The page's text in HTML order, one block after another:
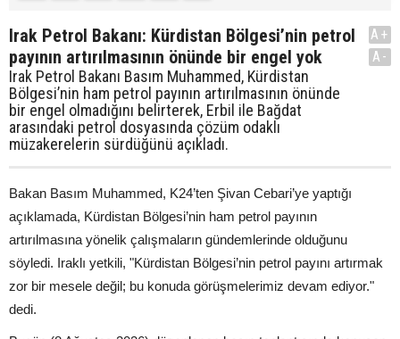
Irak Petrol Bakanı: Kürdistan Bölgesi’nin petrol
payının artırılmasının önünde bir engel yok
Irak Petrol Bakanı Basım Muhammed, Kürdistan
Bölgesi’nin ham petrol payının artırılmasının önünde
bir engel olmadığını belirterek, Erbil ile Bağdat
arasındaki petrol dosyasında çözüm odaklı
müzakerelerin sürdüğünü açıkladı.
A+
A-
Bakan Basım Muhammed, K24’ten Şivan Cebari’ye yaptığı
açıklamada, Kürdistan Bölgesi’nin ham petrol payının
artırılmasına yönelik çalışmaların gündemlerinde olduğunu
söyledi. Iraklı yetkili, "Kürdistan Bölgesi’nin petrol payını artırmak
zor bir mesele değil; bu konuda görüşmelerimiz devam ediyor."
dedi.